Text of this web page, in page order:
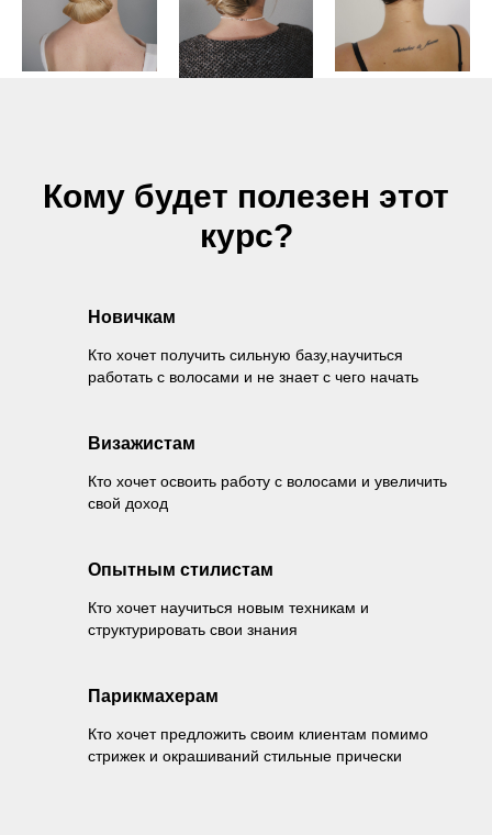
Кому будет полезен этот
курс?
Новичкам
Кто хочет получить сильную базу,научиться
работать с волосами и не знает с чего начать
Визажистам
Кто хочет освоить работу с волосами и увеличить
свой доход
Опытным стилистам
Кто хочет научиться новым техникам и
структурировать свои знания
Парикмахерам
Кто хочет предложить своим клиентам помимо
стрижек и окрашиваний стильные прически